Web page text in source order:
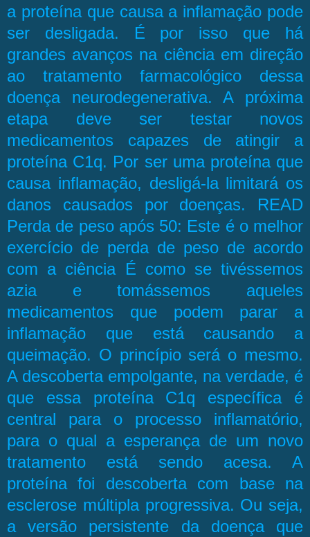
a proteína que causa a inflamação pode
ser desligada. É por isso que há
grandes avanços na ciência em direção
ao tratamento farmacológico dessa
doença neurodegenerativa. A próxima
etapa deve ser testar novos
medicamentos capazes de atingir a
proteína C1q. Por ser uma proteína que
causa inflamação, desligá-la limitará os
danos causados ​​por doenças. READ
Perda de peso após 50: Este é o melhor
exercício de perda de peso de acordo
com a ciência É como se tivéssemos
azia e tomássemos aqueles
medicamentos que podem parar a
inflamação que está causando a
queimação. O princípio será o mesmo.
A descoberta empolgante, na verdade, é
que essa proteína C1q específica é
central para o processo inflamatório,
para o qual a esperança de um novo
tratamento está sendo acesa. A
proteína foi descoberta com base na
esclerose múltipla progressiva. Ou seja,
a versão persistente da doença que